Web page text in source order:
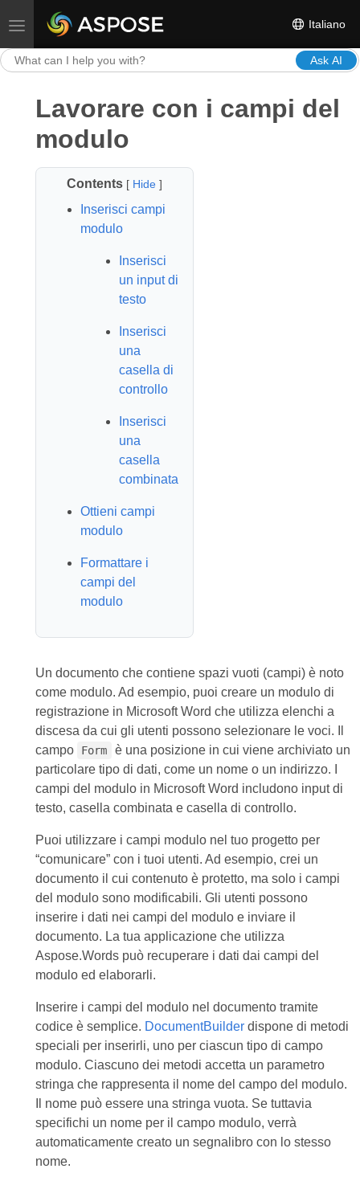
Toggle navigation Italiano
Ask AI
Lavorare con i campi del
modulo
Contents [ Hide]
Inserisci campi
modulo
Inserisci
un input di
testo
Inserisci
una
casella di
controllo
Inserisci
una
casella
combinata
Ottieni campi
modulo
Formattare i
campi del
modulo
Un documento che contiene spazi vuoti (campi) è noto
come modulo. Ad esempio, puoi creare un modulo di
registrazione in Microsoft Word che utilizza elenchi a
discesa da cui gli utenti possono selezionare le voci. Il
campo
Form
è una posizione in cui viene archiviato un
particolare tipo di dati, come un nome o un indirizzo. I
campi del modulo in Microsoft Word includono input di
testo, casella combinata e casella di controllo.
Puoi utilizzare i campi modulo nel tuo progetto per
“comunicare” con i tuoi utenti. Ad esempio, crei un
documento il cui contenuto è protetto, ma solo i campi
del modulo sono modificabili. Gli utenti possono
inserire i dati nei campi del modulo e inviare il
documento. La tua applicazione che utilizza
Aspose.Words può recuperare i dati dai campi del
modulo ed elaborarli.
Inserire i campi del modulo nel documento tramite
codice è semplice. DocumentBuilderdispone di metodi
speciali per inserirli, uno per ciascun tipo di campo
modulo. Ciascuno dei metodi accetta un parametro
stringa che rappresenta il nome del campo del modulo.
Il nome può essere una stringa vuota. Se tuttavia
specifichi un nome per il campo modulo, verrà
automaticamente creato un segnalibro con lo stesso
nome.